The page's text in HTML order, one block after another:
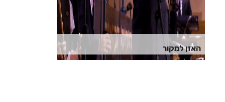
האזן למקור